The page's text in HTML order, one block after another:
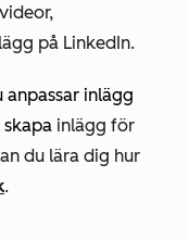
på LinkedIn.
anpassar inlägg
inlägg för
du lära dig hur
.